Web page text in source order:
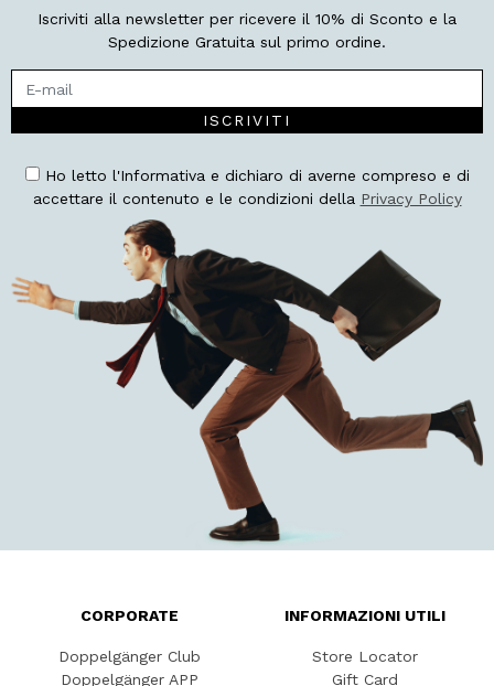
Iscriviti alla newsletter per ricevere il 10% di Sconto e la
Spedizione Gratuita sul primo ordine.
ISCRIVITI
Ho letto l'Informativa e dichiaro di averne compreso e di
accettare il contenuto e le condizioni della Privacy Policy
CORPORATE
Doppelgänger Club
Doppelgänger APP
INFORMAZIONI UTILI
Store Locator
Gift Card